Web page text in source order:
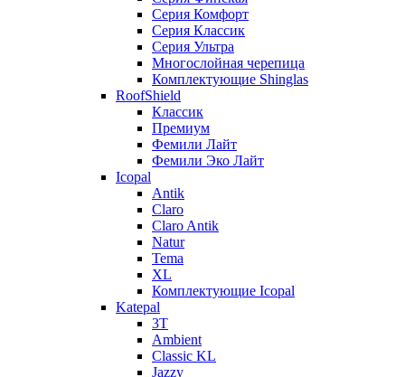
Серия Комфорт
Серия Классик
Серия Ультра
Многослойная черепица
Комплектующие Shinglas
RoofShield
Классик
Премиум
Фемили Лайт
Фемили Эко Лайт
Icopal
Antik
Claro
Claro Antik
Natur
Tema
XL
Комплектующие Icopal
Katepal
3T
Ambient
Classic KL
Jazzy